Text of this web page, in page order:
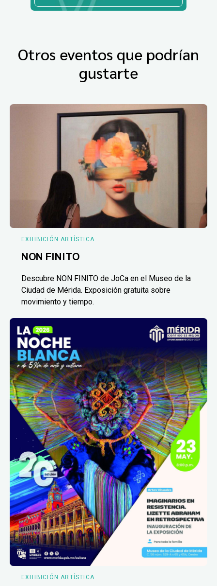
Otros eventos que podrían
gustarte
EXHIBICIÓN ARTÍSTICA
NON FINITO
Descubre NON FINITO de JoCa en el Museo de la
Ciudad de Mérida. Exposición gratuita sobre
movimiento y tiempo.
EXHIBICIÓN ARTÍSTICA